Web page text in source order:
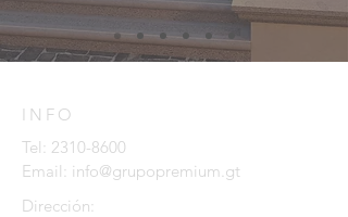
INFO
Tel: 2310-8600
Email: info@grupopremium.gt
Dirección: